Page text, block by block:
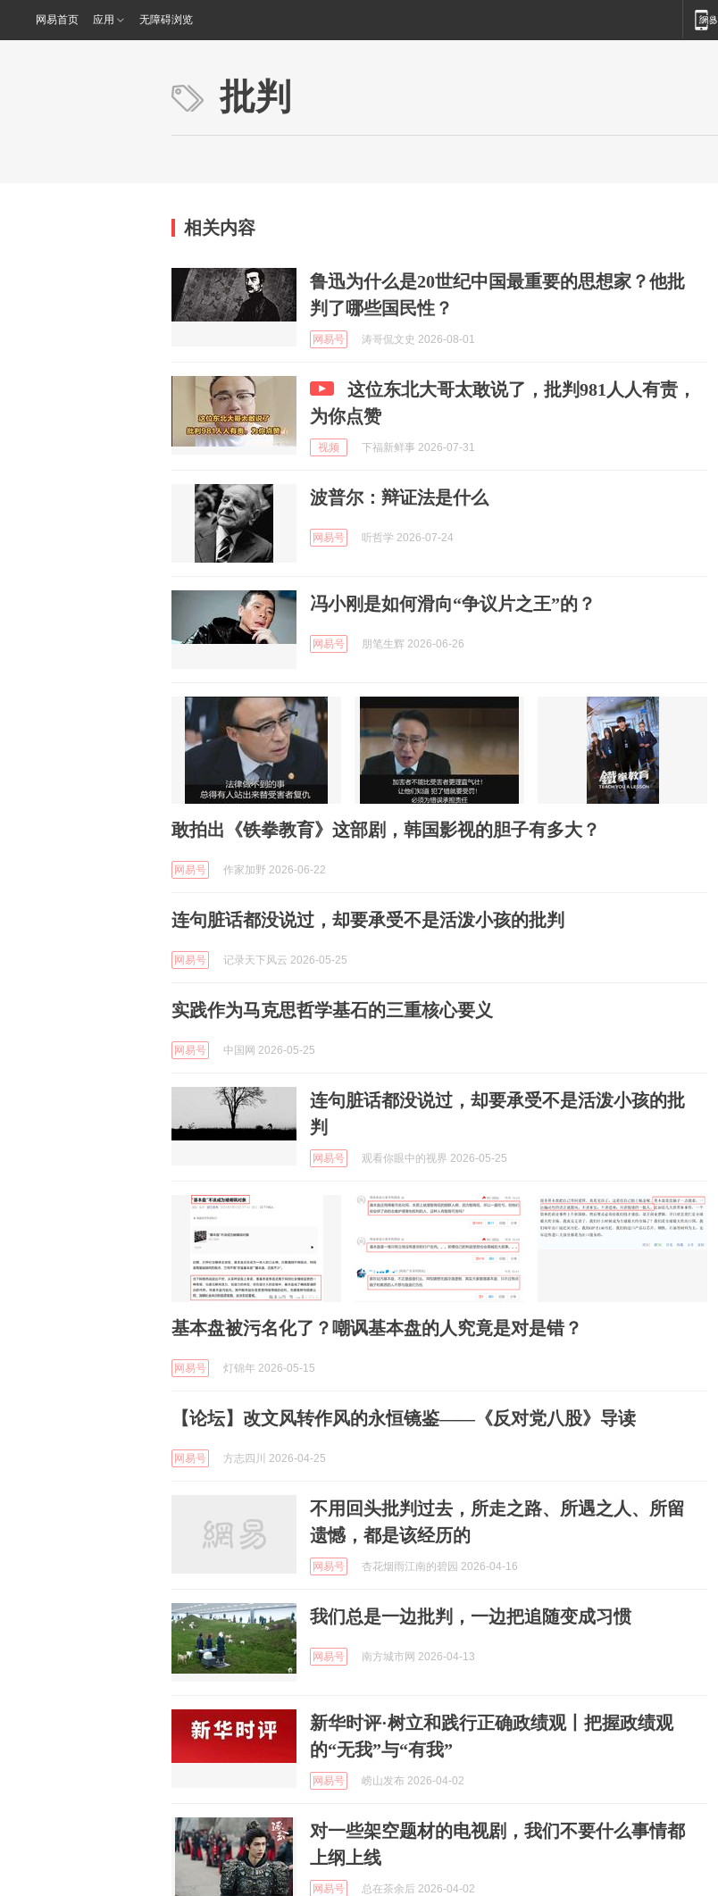
网易首页 应用 无障碍浏览
批判
相关内容
鲁迅为什么是20世纪中国最重要的思想家？他批
判了哪些国民性？
网易号 涛哥侃文史 2026-08-01
这位东北大哥太敢说了，批判981人人有责，
为你点赞
视频 下福新鲜事 2026-07-31
波普尔：辩证法是什么
网易号 听哲学 2026-07-24
冯小刚是如何滑向“争议片之王”的？
网易号 朋笔生辉 2026-06-26
敢拍出《铁拳教育》这部剧，韩国影视的胆子有多大？
网易号 作家加野 2026-06-22
连句脏话都没说过，却要承受不是活泼小孩的批判
网易号 记录天下风云 2026-05-25
实践作为马克思哲学基石的三重核心要义
网易号 中国网 2026-05-25
连句脏话都没说过，却要承受不是活泼小孩的批
判
网易号 观看你眼中的视界 2026-05-25
基本盘被污名化了？嘲讽基本盘的人究竟是对是错？
网易号 灯锦年 2026-05-15
【论坛】改文风转作风的永恒镜鉴——《反对党八股》导读
网易号 方志四川 2026-04-25
不用回头批判过去，所走之路、所遇之人、所留
遗憾，都是该经历的
网易号 杏花烟雨江南的碧园 2026-04-16
我们总是一边批判，一边把追随变成习惯
网易号 南方城市网 2026-04-13
新华时评·树立和践行正确政绩观丨把握政绩观
的“无我”与“有我”
网易号 崂山发布 2026-04-02
对一些架空题材的电视剧，我们不要什么事情都
上纲上线
网易号 总在茶余后 2026-04-02